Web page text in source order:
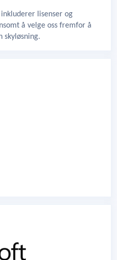
lisenser og
å velge oss fremfor å
skyløsning.